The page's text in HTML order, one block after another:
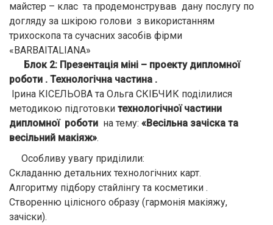
майстер – клас та продемонстрував дану послугу по
догляду за шкірою голови з використанням
трихоскопа та сучасних засобів фірми
«BARBAITALIANA»
Блок 2: Презентація міні – проекту дипломної
роботи . Технологічна частина .
Ірина КІСЕЛЬОВА та Ольга СКІБЧИК поділилися
методикою підготовки технологічної частини
дипломної роботи на тему: «Весільна зачіска та
весільний макіяж».
Особливу увагу приділили:
Складанню детальних технологічних карт.
Алгоритму підбору стайлінгу та косметики .
Створенню цілісного образу (гармонія макіяжу,
зачіски).